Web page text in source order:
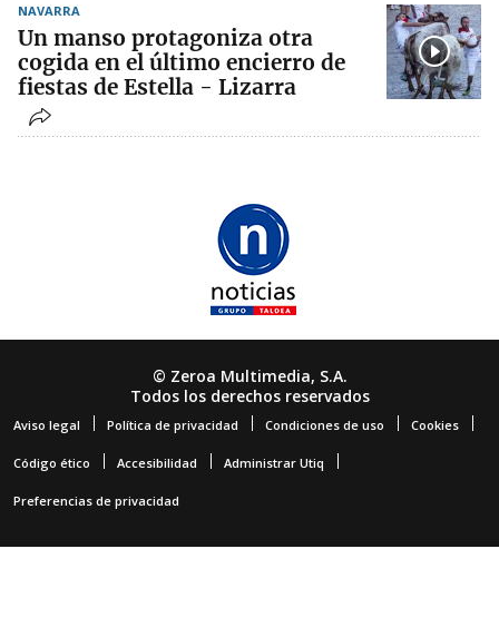
NAVARRA
Un manso protagoniza otra
cogida en el último encierro de
fiestas de Estella - Lizarra
© Zeroa Multimedia, S.A.
Todos los derechos reservados
Aviso legal Política de privacidad Condiciones de uso Cookies
Código ético Accesibilidad Administrar Utiq
Preferencias de privacidad